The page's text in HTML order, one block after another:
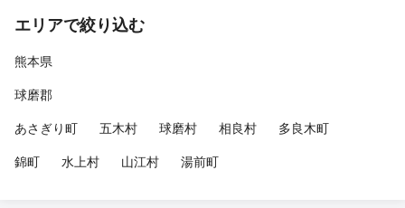
エリアで絞り込む
熊本県
球磨郡
あさぎり町
五木村 球磨村 相良村
多良木町
錦町
水上村 山江村 湯前町